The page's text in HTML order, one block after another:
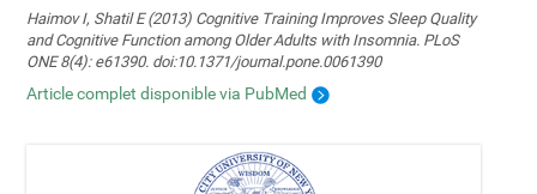
Haimov I, Shatil E (2013) Cognitive Training Improves Sleep Quality
and Cognitive Function among Older Adults with Insomnia. PLoS
ONE 8(4): e61390. doi:10.1371/journal.pone.0061390
Article complet disponible via PubMed